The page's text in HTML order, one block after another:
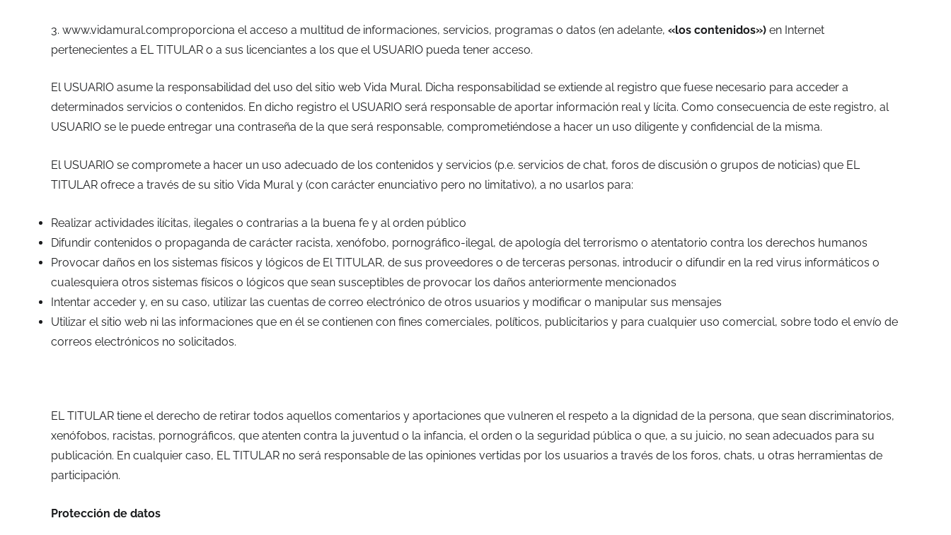
3. www.vidamural.comproporciona el acceso a multitud de informaciones, servicios, programas o datos (en adelante, «los contenidos») en Internet
pertenecientes a EL TITULAR o a sus licenciantes a los que el USUARIO pueda tener acceso.
El USUARIO asume la responsabilidad del uso del sitio web Vida Mural. Dicha responsabilidad se extiende al registro que fuese necesario para acceder a
determinados servicios o contenidos. En dicho registro el USUARIO será responsable de aportar información real y lícita. Como consecuencia de este registro, al
USUARIO se le puede entregar una contraseña de la que será responsable, comprometiéndose a hacer un uso diligente y confidencial de la misma.
El USUARIO se compromete a hacer un uso adecuado de los contenidos y servicios (p.e. servicios de chat, foros de discusión o grupos de noticias) que EL
TITULAR ofrece a través de su sitio Vida Mural y (con carácter enunciativo pero no limitativo), a no usarlos para:
Realizar actividades ilícitas, ilegales o contrarias a la buena fe y al orden público
Difundir contenidos o propaganda de carácter racista, xenófobo, pornográfico-ilegal, de apología del terrorismo o atentatorio contra los derechos humanos
Provocar daños en los sistemas físicos y lógicos de El TITULAR, de sus proveedores o de terceras personas, introducir o difundir en la red virus informáticos o
cualesquiera otros sistemas físicos o lógicos que sean susceptibles de provocar los daños anteriormente mencionados
Intentar acceder y, en su caso, utilizar las cuentas de correo electrónico de otros usuarios y modificar o manipular sus mensajes
Utilizar el sitio web ni las informaciones que en él se contienen con fines comerciales, políticos, publicitarios y para cualquier uso comercial, sobre todo el envío de
correos electrónicos no solicitados.
EL TITULAR tiene el derecho de retirar todos aquellos comentarios y aportaciones que vulneren el respeto a la dignidad de la persona, que sean discriminatorios,
xenófobos, racistas, pornográficos, que atenten contra la juventud o la infancia, el orden o la seguridad pública o que, a su juicio, no sean adecuados para su
publicación. En cualquier caso, EL TITULAR no será responsable de las opiniones vertidas por los usuarios a través de los foros, chats, u otras herramientas de
participación.
Protección de datos